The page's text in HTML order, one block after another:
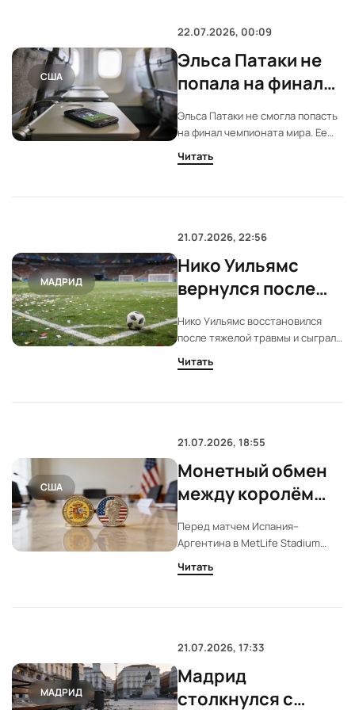
промолчать.
США
22.07.2026, 00:09
Эльса Патаки не
попала на финал
из-за
вынужденной
посадки
Эльса Патаки не смогла попасть
на финал чемпионата мира. Ее
рейс из Коста-Рики был
перенаправлен в Филадельфию.
Читать
МАДРИД
21.07.2026, 22:56
Нико Уильямс
вернулся после
травмы и стал
героем финала
Нико Уильямс восстановился
после тяжелой травмы и сыграл
решающую роль в финале против
Аргентины. Его передача на
игрока — в материале.
Читать
США
21.07.2026, 18:55
Монетный обмен
между королём
Испании и
Дональдом
Трампом на
Перед матчем Испания–
Аргентина в MetLife Stadium
Дональд Трамп вручил
королевской семье памятные
отношений между странами.
Читать
МАДРИД
21.07.2026, 17:33
Мадрид
столкнулся с